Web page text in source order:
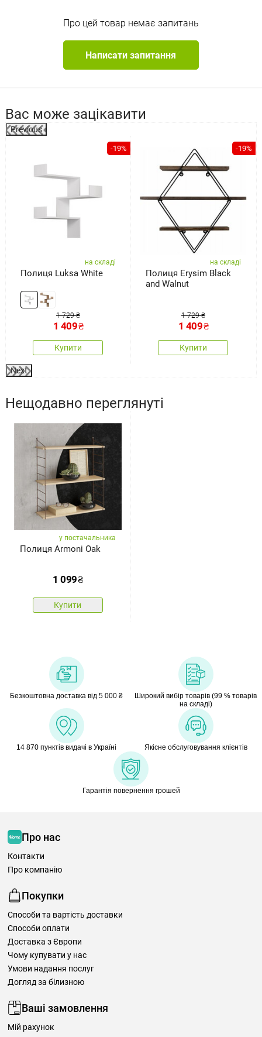
Про цей товар немає запитань
Написати запитання
Вас може зацікавити
Previous
-19%
на складі
Полиця Luksa White
1 729 ₴
1 409₴
Купити
-19%
на складі
Полиця Erysim Black
and Walnut
1 729 ₴
1 409₴
Купити
Next
Нещодавно переглянуті
у постачальника
Полиця Armoni Oak
1 099₴
Купити
Безкоштовна доставка від 5 000 ₴
Широкий вибір товарів (99 % товарів
на складі)
14 870 пунктів видачі в Україні Якісне обслуговування клієнтів
Гарантія повернення грошей
Про нас
Контакти
Про компанію
Покупки
Способи та вартість доставки
Способи оплати
Доставка з Європи
Чому купувати у нас
Умови надання послуг
Догляд за білизною
Ваші замовлення
Мій рахунок